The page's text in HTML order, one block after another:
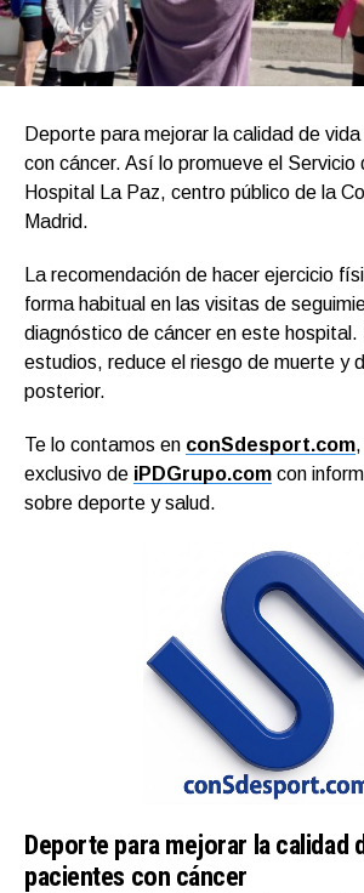
Deporte para mejorar la calidad de
con cáncer. Así lo promueve el Servicio
Hospital La Paz, centro público de la
Madrid.
La recomendación de hacer ejercicio
forma habitual en las visitas de
diagnóstico de cáncer en este hospital.
estudios, reduce el riesgo de muerte y
posterior.
Te lo contamos en conSdesport.com
exclusivo de iPDGrupo.com con
sobre deporte y salud.
Deporte para mejorar la calidad
pacientes con cáncer